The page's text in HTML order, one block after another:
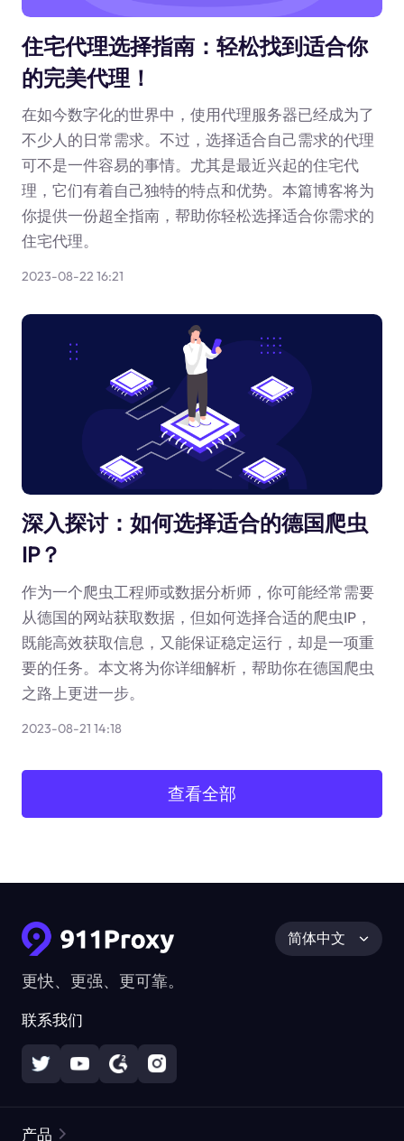
住宅代理选择指南：轻松找到适合你
的完美代理！
在如今数字化的世界中，使用代理服务器已经成为了
不少人的日常需求。不过，选择适合自己需求的代理
可不是一件容易的事情。尤其是最近兴起的住宅代
理，它们有着自己独特的特点和优势。本篇博客将为
你提供一份超全指南，帮助你轻松选择适合你需求的
住宅代理。
2023-08-22 16:21
深入探讨：如何选择适合的德国爬虫
IP？
作为一个爬虫工程师或数据分析师，你可能经常需要
从德国的网站获取数据，但如何选择合适的爬虫IP，
既能高效获取信息，又能保证稳定运行，却是一项重
要的任务。本文将为你详细解析，帮助你在德国爬虫
之路上更进一步。
2023-08-21 14:18
查看全部
更快、更强、更可靠。
联系我们
简体中文
产品